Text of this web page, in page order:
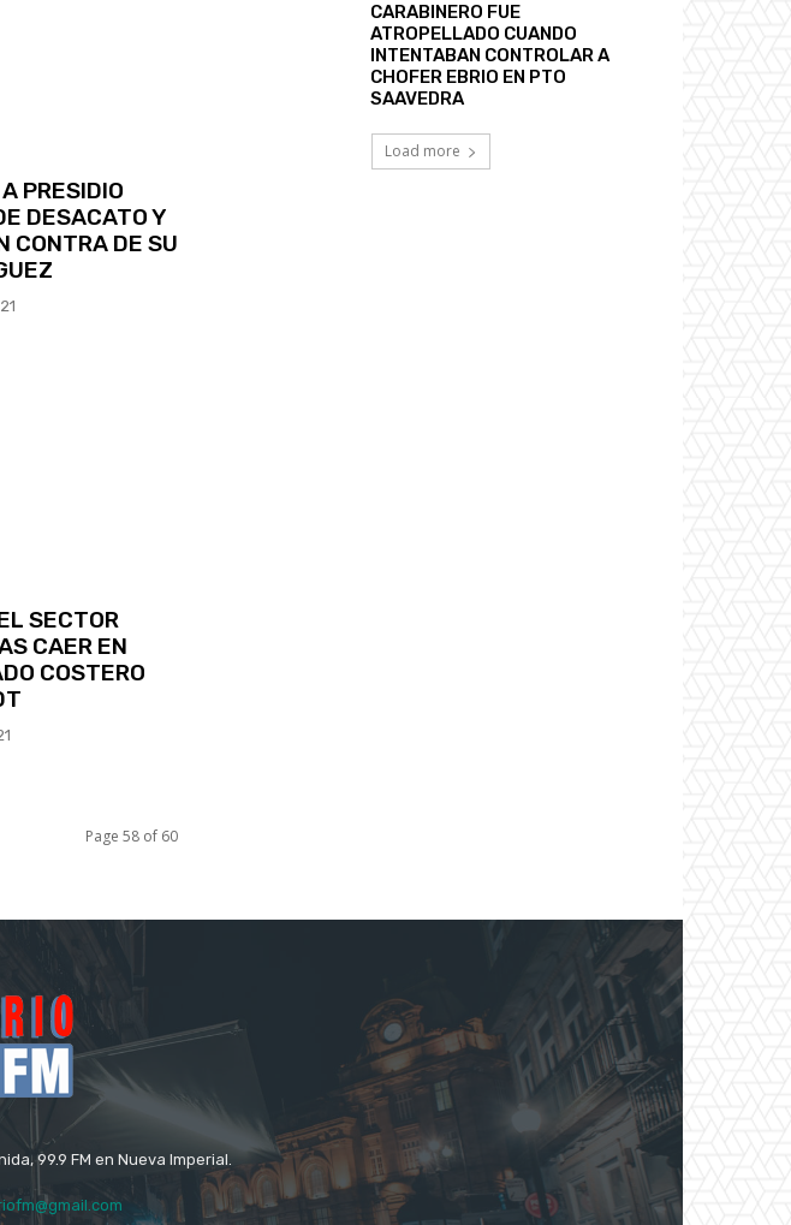
PRESIDIO
DESACATO Y
CONTRA DE SU
SECTOR
CAER EN
COSTERO
Page 58 of 60
CARABINERO FUE
ATROPELLADO CUANDO
INTENTABAN CONTROLAR A
CHOFER EBRIO EN PTO
SAAVEDRA
Load more
99.9 FM en Nueva Imperial.